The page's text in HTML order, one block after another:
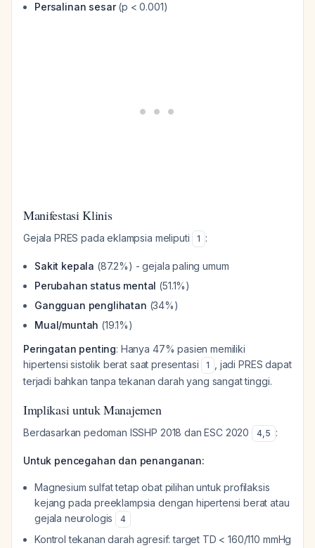
Persalinan sesar(p < 0.001)
Manifestasi Klinis
Gejala PRES pada eklampsia meliputi 1 :
Sakit kepala (87.2%) - gejala paling umum
Perubahan status mental (51.1%)
Gangguan penglihatan (34%)
Mual/muntah (19.1%)
Peringatan penting: Hanya 47% pasien memiliki
hipertensi sistolik berat saat presentasi
1
, jadi PRES dapat
terjadi bahkan tanpa tekanan darah yang sangat tinggi.
Implikasi untuk Manajemen
Berdasarkan pedoman ISSHP 2018 dan ESC 2020 4,5 :
Untuk pencegahan dan penanganan:
Magnesium sulfat tetap obat pilihan untuk profilaksis
kejang pada preeklampsia dengan hipertensi berat atau
gejala neurologis
4
Kontrol tekanan darah agresif: target TD < 160/110 mmHg